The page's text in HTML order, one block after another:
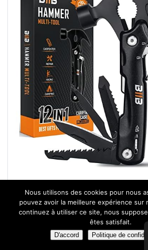
19,99 €
Acheter
Nous utilisons des cookies pour nous
pouvez avoir la meilleure expérience sur
continuez à utiliser ce site, nous
êtes satisfait.
D'accord Politique de